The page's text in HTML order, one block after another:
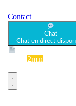
Contact
Chat
Chat en direct
2min